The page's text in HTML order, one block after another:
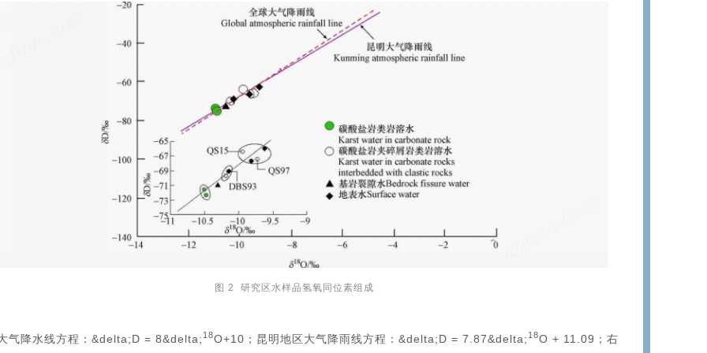
图 2 研究区水样品氢氧同位素组成
气降水线方程：&delta;D = 8&delta; 18O+10；昆明地区大气降雨线方程：&delta;D = 7.87&delta; 18O + 11.09；右